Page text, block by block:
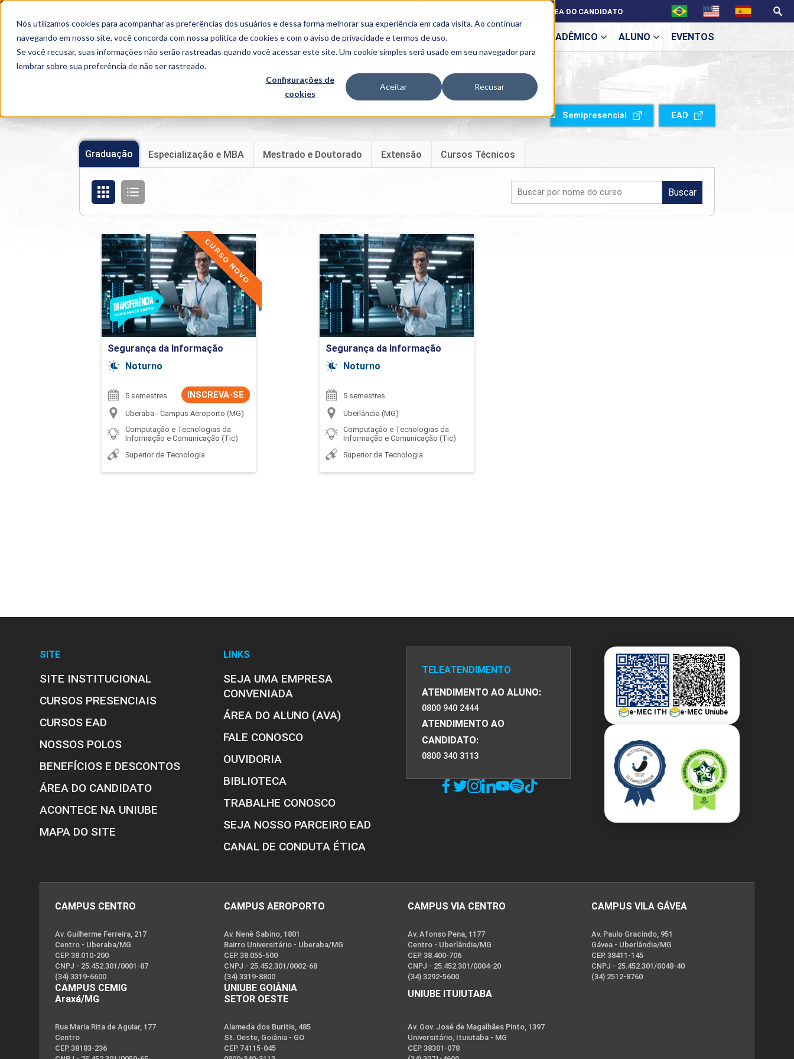
Nós utilizamos cookies para acompanhar as preferências dos usuários e dessa forma melhorar sua experiência em cada visita. Ao continuar
navegando em nosso site, você concorda com nossa política de cookies e com o aviso deprivacidade e termos de uso.
Se você recusar, suas informações não serão rastreadas quando você acessar este site. Um cookie simples será usado em seu navegador para
lembrar sobre sua preferência de não ser rastreado.
Configurações de
cookies
Aceitar Recusar
SEMIPRESENCIAL PRESENCIAL EAD BENEFÍCIOS ACADÊMICO
Acadêmicos
PIME
MPHU
ALUNO EVENTOS
ÁREA DO CANDIDATO
Semipresencial EAD
Graduação Especialização e MBA Mestrado e Doutorado Extensão Cursos Técnicos
Buscar
Segurança da Informação
Noturno
CURSO NOVO
INSCREVA-SE
5 semestres
Uberaba - Campus Aeroporto (MG)
Computação e Tecnologias da
Informação e Comunicação (Tic)
Superior de Tecnologia
Segurança da Informação
Detalhes do curso
Ir para Inscrição
Segurança da Informação
Noturno
5 semestres
Uberlândia (MG)
Computação e Tecnologias da
Informação e Comunicação (Tic)
Superior de Tecnologia
Segurança da Informação
Detalhes do curso
Ir para Inscrição
SITE
SITE INSTITUCIONAL
CURSOS PRESENCIAIS
CURSOS EAD
NOSSOS POLOS
BENEFÍCIOS E DESCONTOS
ÁREA DO CANDIDATO
ACONTECE NA UNIUBE
MAPA DO SITE
LINKS
SEJA UMA EMPRESA
CONVENIADA
ÁREA DO ALUNO (AVA)
FALE CONOSCO
OUVIDORIA
BIBLIOTECA
TRABALHE CONOSCO
SEJA NOSSO PARCEIRO EAD
CANAL DE CONDUTA ÉTICA
TELEATENDIMENTO
ATENDIMENTO AO ALUNO:
0800 940 2444
ATENDIMENTO AO
CANDIDATO:
0800 340 3113
e-MEC ITH e-MEC Uniube
CAMPUS CENTRO
Av. Guilherme Ferreira, 217
Centro - Uberaba/MG
CEP. 38.010-200
CNPJ - 25.452.301/0001-87
(34) 3319-6600
CAMPUS CEMIG
Araxá/MG
Rua Maria Rita de Aguiar, 177
Centro
CEP. 38183-236
CAMPUS AEROPORTO
Av. Nenê Sabino, 1801
Bairro Universitário - Uberaba/MG
CEP. 38.055-500
CNPJ - 25.452.301/0002-68
(34) 3319-8800
UNIUBE GOIÂNIA
SETOR OESTE
Alameda dos Buritis, 485
St. Oeste, Goiânia - GO
CEP. 74115-045
CAMPUS VIA CENTRO
Av. Afonso Pena, 1177
Centro - Uberlândia/MG
CEP. 38.400-706
CNPJ - 25.452.301/0004-20
(34) 3292-5600
UNIUBE ITUIUTABA
Av. Gov. José de Magalhães Pinto, 1397
Universitário, Ituiutaba - MG
CEP. 38301-078
CAMPUS VILA GÁVEA
Av. Paulo Gracindo, 951
Gávea - Uberlândia/MG
CEP. 38411-145
CNPJ - 25.452.301/0048-40
(34) 2512-8760